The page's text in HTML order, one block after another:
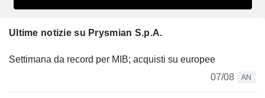
Ultime notizie su Prysmian S.p.A.
Settimana da record per MIB; acquisti su europee
07/08
AN